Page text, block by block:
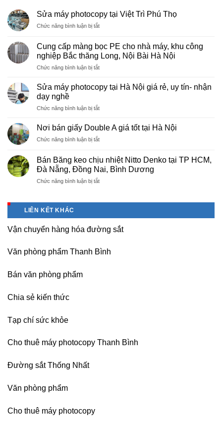
Sửa máy photocopy tại Việt Trì Phú Thọ
Chức năng bình luận bị tắtở
photocopy
tại
Việt
Phú
Thọ
Cung cấp màng bọc PE cho nhà máy, khu công
nghiệp Bắc thăng Long, Nội Bài Hà Nội
Chức năng bình luận bị tắtở
màng
PE
nhà
khu
nghiệp
Bắc
Long,
Bài
Nội
Sửa máy photocopy tại Hà Nội giá rẻ, uy tín- nhận
dạy nghề
Chức năng bình luận bị tắtở
máy
photocopy
tại
Nội
giá
uy
nghề
Nơi bán giấy Double A giá tốt tại Hà Nội
Chức năng bình luận bị tắtở
giấy
Double
A
Bán Băng keo chịu nhiệt Nitto Denko tại TP HCM,
Đà Nẵng, Đồng Nai, Bình Dương
Chức năng bình luận bị tắtở
Nitto
tại
TP
LIÊN KẾT KHÁC
Vận chuyển hàng hóa đường sắt
Văn phòng phẩm Thanh Bình
Bán văn phòng phẩm
Chia sẻ kiến thức
Tạp chí sức khỏe
Cho thuê máy photocopy Thanh Bình
Đường sắt Thống Nhất
Văn phòng phẩm
Cho thuê máy photocopy